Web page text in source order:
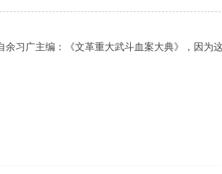
习广主编：《文革重大武斗血案大典》，因为